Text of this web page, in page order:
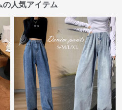
の人気アイテム